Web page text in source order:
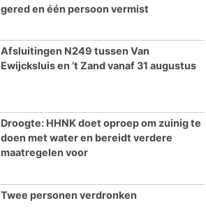
gered en één persoon vermist
Afsluitingen N249 tussen Van
Ewijcksluis en ’t Zand vanaf 31 augustus
Droogte: HHNK doet oproep om zuinig te
doen met water en bereidt verdere
maatregelen voor
Twee personen verdronken